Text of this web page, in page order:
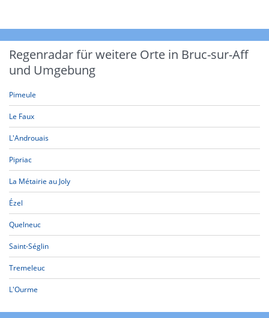
Regenradar für weitere Orte in Bruc-sur-Aff
und Umgebung
Pimeule
Le Faux
L'Androuais
Pipriac
La Métairie au Joly
Ézel
Quelneuc
Saint-Séglin
Tremeleuc
L'Ourme